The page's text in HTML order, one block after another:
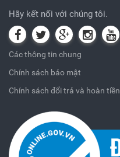
Hãy kết nối với chúng tôi.
Các thông tin chung
Chính sách bảo mật
Chính sách đổi trả và hoàn tiền